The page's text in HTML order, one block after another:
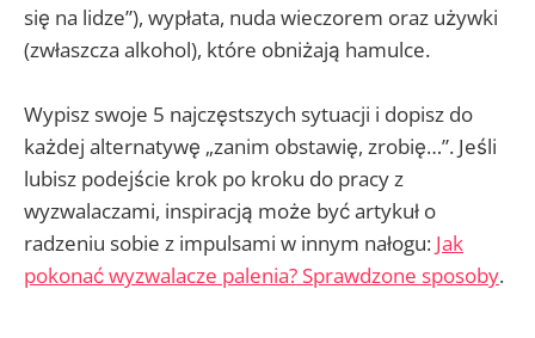
się na lidze”), wypłata, nuda wieczorem oraz używki
(zwłaszcza alkohol), które obniżają hamulce.
Wypisz swoje 5 najczęstszych sytuacji i dopisz do
każdej alternatywę „zanim obstawię, zrobię…”. Jeśli
lubisz podejście krok po kroku do pracy z
wyzwalaczami, inspiracją może być artykuł o
radzeniu sobie z impulsami w innym nałogu: Jak
pokonać wyzwalacze palenia? Sprawdzone sposoby.